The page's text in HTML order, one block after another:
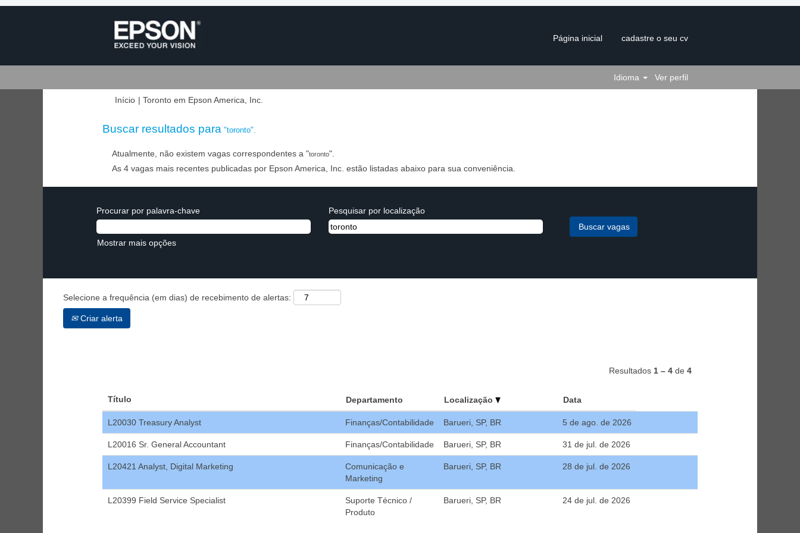
Página inicial cadastre o seu cv
Idioma Ver perfil
Início | Toronto em Epson America, Inc.
Buscar resultados para "toronto".
Atualmente, não existem vagas correspondentes a "toronto".
As 4 vagas mais recentes publicadas por Epson America, Inc. estão listadas abaixo para sua conveniência.
Procurar por palavra-chave Pesquisar por localização
Mostrar mais opções
Selecione a frequência (em dias) de recebimento de alertas:
Criar alerta
Resultados 1 – 4 de 4
Título Departamento Localização Data
L20030 Treasury Analyst Finanças/Contabilidade Barueri, SP, BR 5 de ago. de 2026
L20016 Sr. General Accountant Finanças/Contabilidade Barueri, SP, BR 31 de jul. de 2026
L20421 Analyst, Digital Marketing
Comunicação e
Marketing
Barueri, SP, BR 28 de jul. de 2026
L20399 Field Service Specialist
Suporte Técnico /
Produto
Barueri, SP, BR 24 de jul. de 2026